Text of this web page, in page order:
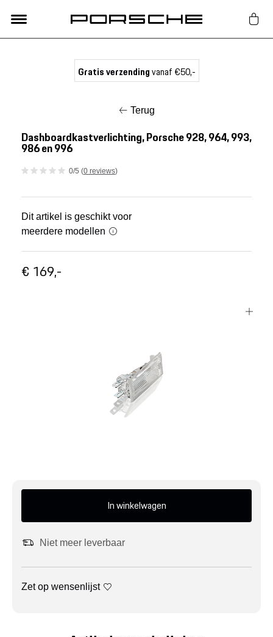
Nieuw
Mijn account
Gratis verzendingvanaf €50,-
Terug
Dashboardkastverlichting, Porsche 928, 964, 993,
986 en 996
0/5 (0 reviews)
Dit artikel is geschikt voor
meerdere modellen
€ 169,-
In winkelwagen
Niet meer leverbaar
Zet op wensenlijst